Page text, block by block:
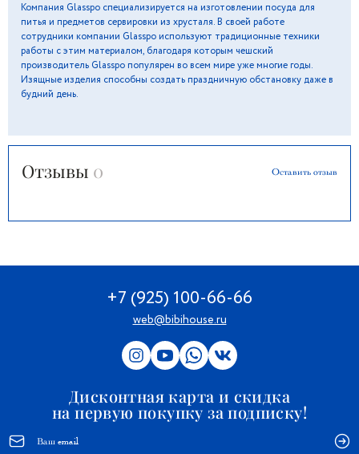
Компания Glasspo специализируется на изготовлении посуда для
питья и предметов сервировки из хрусталя. В своей работе
сотрудники компании Glasspo используют традиционные техники
работы с этим материалом, благодаря которым чешский
производитель Glasspo популярен во всем мире уже многие годы.
Изящные изделия способны создать праздничную обстановку даже в
будний день.
Отзывы 0 Оставить отзыв
+7 (925) 100-66-66
web@bibihouse.ru
Дисконтная карта и скидка
на первую покупку за подписку!